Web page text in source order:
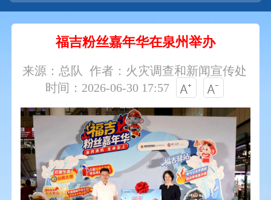
福吉粉丝嘉年华在泉州举办
来源：总队
作者：火灾调查和新闻宣传处
时间：2026-06-30 17:57